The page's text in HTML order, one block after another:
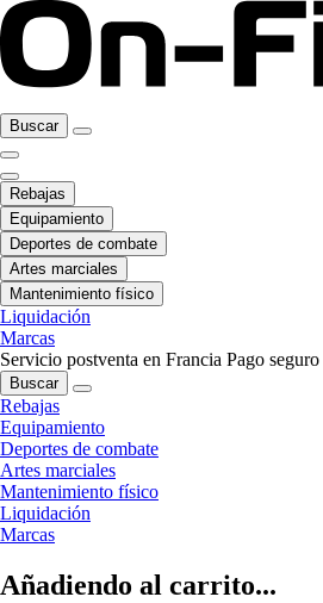
Buscar
Rebajas
Equipamiento
Deportes de combate
Artes marciales
Mantenimiento físico
Liquidación
Marcas
Servicio postventa en Francia Pago seguro
Buscar
Rebajas
Equipamiento
Deportes de combate
Artes marciales
Mantenimiento físico
Liquidación
Marcas
Añadiendo al carrito...